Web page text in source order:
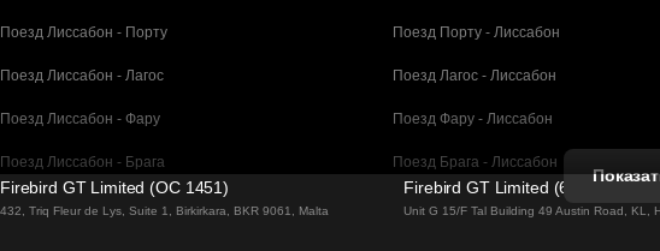
Поезд Лиссабон - Порту Поезд Порту - Лиссабон
Поезд Лиссабон - Лагос Поезд Лагос - Лиссабон
Поезд Лиссабон - Фару Поезд Фару - Лиссабон
Поезд Лиссабон - Брага Поезд Брага - Лиссабон
Поезд Барселона - Мадрид Поезд Мадрид - Барселона
Firebird GT Limited (OC 1451)
432, Triq Fleur de Lys, Suite 1, Birkirkara, BKR 9061, Malta
Firebird GT Limited (61211989)
Unit G 15/F Tal Building 49 Austin Road, KL,